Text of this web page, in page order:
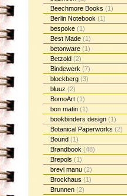
Beechmore Books (1)
Berlin Notebook (1)
bespoke (1)
Best Made (1)
betonware (1)
Betzold (2)
Bindewerk (7)
blockberg (3)
bluuz (2)
BomoArt (1)
bon matin (1)
bookbinders design (1)
Botanical Paperworks (2)
Bound (1)
Brandbook (48)
Brepols (1)
brevi manu (2)
Brockhaus (1)
Brunnen (2)